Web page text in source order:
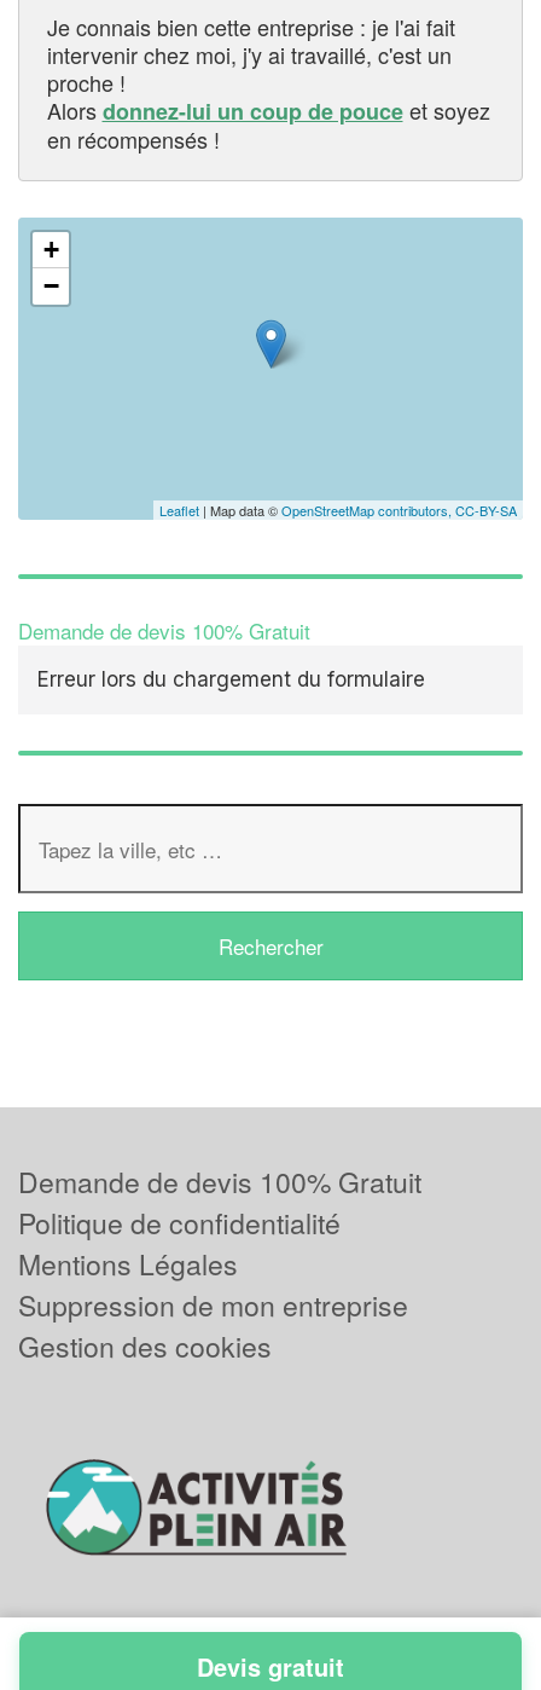
Je connais bien cette entreprise : je l'ai fait
intervenir chez moi, j'y ai travaillé, c'est un
proche !
Alorsdonnez-lui un coup de pouceet soyez
en récompensés !
+
−
Leaflet | Map data ©OpenStreetMap contributors, CC-BY-SA
Demande de devis 100% Gratuit
Erreur lors du chargement du formulaire
✕
Demande de devis 100% Gratuit
Politique de confidentialité
Mentions Légales
Suppression de mon entreprise
Gestion des cookies
Powered byPlus que pro
Devis gratuit